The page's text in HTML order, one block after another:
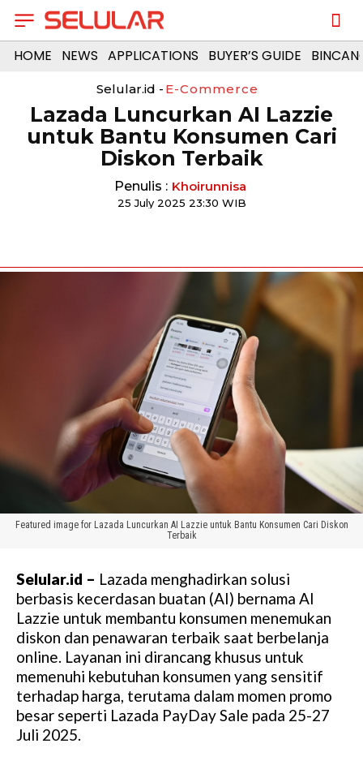
HOME NEWS APPLICATIONS BUYER’S GUIDE
Selular.id - E-Commerce
Lazada Luncurkan AI Lazzie
untuk Bantu Konsumen Cari
Diskon Terbaik
Penulis : Khoirunnisa
25 July 2025 23:30 WIB
Featured image for Lazada Luncurkan AI Lazzie untuk Bantu Konsumen Cari Diskon
Terbaik
Selular.id – Lazada menghadirkan solusi
berbasis kecerdasan buatan (AI) bernama AI
Lazzie untuk membantu konsumen menemukan
diskon dan penawaran terbaik saat berbelanja
online. Layanan ini dirancang khusus untuk
memenuhi kebutuhan konsumen yang sensitif
terhadap harga, terutama dalam momen promo
besar seperti Lazada PayDay Sale pada 25-27
Juli 2025.